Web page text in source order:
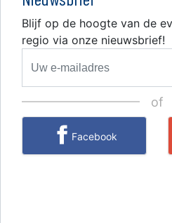
Blijf op de hoogte van de
regio via onze nieuwsbrief!
of
Facebook